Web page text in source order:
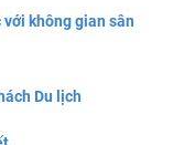
không gian sân
Du lịch